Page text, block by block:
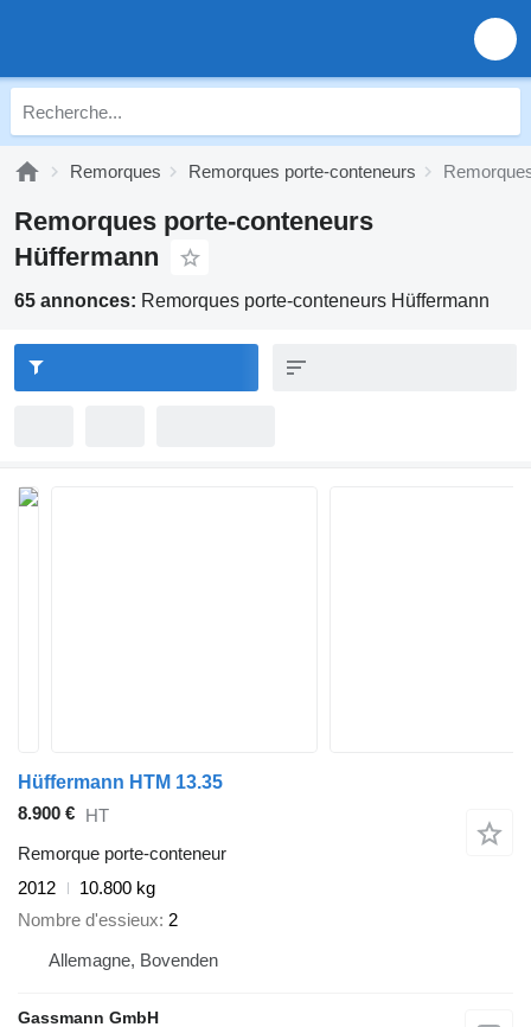
Remorques Remorques porte-conteneurs
Remorques porte-conteneurs
Hüffermann
65 annonces: Remorques porte-conteneurs Hüffermann
Hüffermann HTM 13.35
8.900 € HT
Remorque porte-conteneur
2012
10.800 kg
Nombre d'essieux 2
Allemagne, Bovenden
Gassmann GmbH